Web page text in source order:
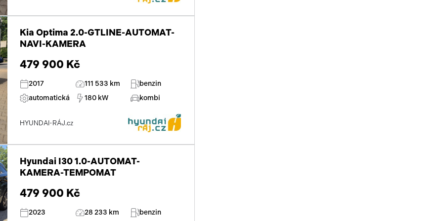
hlasové ovládání palubního počítače
střešní nosič
senzor světel
parkovací kamera
Kia Optima 2.0-GTLINE-AUTOMAT-
NAVI-KAMERA
479 900 Kč
2017 111 533 km
benzin
automatická
180 kW kombi
HYUNDAI-RÁJ.cz
Hyundai I30 1.0-AUTOMAT-
KAMERA-TEMPOMAT
479 900 Kč
2023 28 233 km benzin